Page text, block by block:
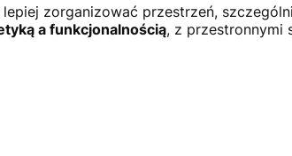
zorganizować przestrzeń,
a funkcjonalnością, z przestronnymi